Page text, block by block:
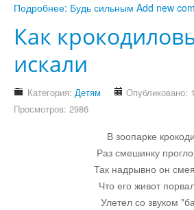
Это интересно
Акции
Подробнее: Будь сильным Add new
Как
искали
Категория: Детям
Опубликовано:
Просмотров: 2986
В зоопарке
Раз смешинку
Так надрывно он
Что его живот
Улетел со звуком